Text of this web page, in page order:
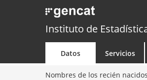
Instituto de
Datos Servicios
Nombres de los recién nacidos